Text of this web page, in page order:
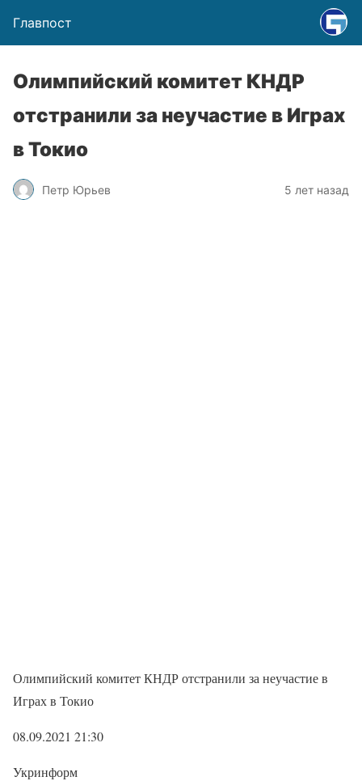
Главпост
Олимпийский комитет КНДР
отстранили за неучастие в Играх
в Токио
Петр Юрьев 5 лет назад
Олимпийский комитет КНДР отстранили за неучастие в
Играх в Токио
08.09.2021 21:30
Укринформ